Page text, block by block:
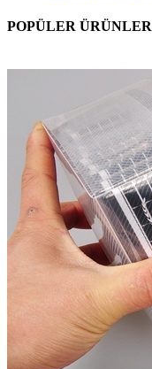
POPÜLER ÜRÜNLER